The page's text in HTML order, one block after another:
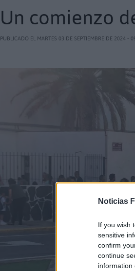
Noticias
If you wish
sensitive
confirm
continue
information
Un comienzo
PUBLICADO EL MARTES 03 DE SEPTIEMBRE DE 2024 -